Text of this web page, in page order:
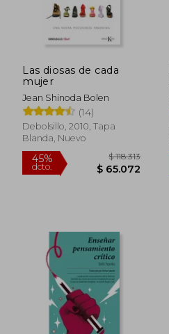
45%
dcto. $ 72.192
Las diosas de cada
mujer
Jean Shinoda Bolen
(14)
Debolsillo, 2010, Tapa
Blanda, Nuevo